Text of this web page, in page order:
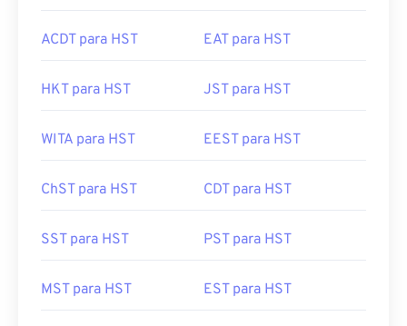
ACDT para HST EAT para HST
HKT para HST JST para HST
WITA para HST EEST para HST
ChST para HST CDT para HST
SST para HST PST para HST
MST para HST EST para HST